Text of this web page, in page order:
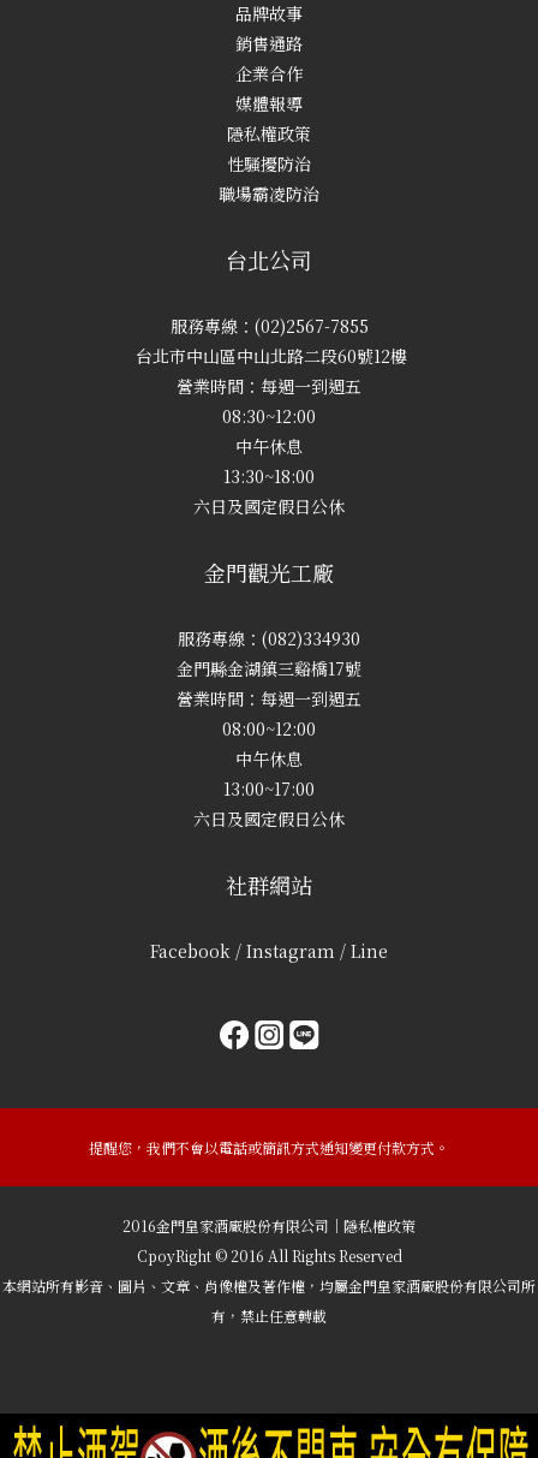
品牌故事
銷售通路
企業合作
媒體報導
隱私權政策
性騷擾防治
職場霸凌防治
台北公司
服務專線：(02)2567-7855
台北市中山區中山北路二段60號12樓
營業時間：每週一到週五
08:30~12:00
中午休息
13:30~18:00
六日及國定假日公休
金門觀光工廠
服務專線：(082)334930
金門縣金湖鎮三谿橋17號
營業時間：每週一到週五
08:00~12:00
中午休息
13:00~17:00
六日及國定假日公休
社群網站
Facebook / Instagram / Line
提醒您，我們不會以電話或簡訊方式通知變更付款方式。
2016金門皇家酒廠股份有限公司｜隱私權政策
CpoyRight © 2016 All Rights Reserved
本網站所有影音、圖片、文章、肖像權及著作權，均屬金門皇家酒廠股份有限公司所
有，禁止任意轉載